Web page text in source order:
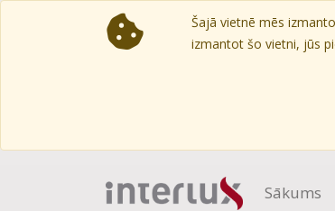
Šajā vietnē mēs
izmantot šo vietni, jūs
Sākums